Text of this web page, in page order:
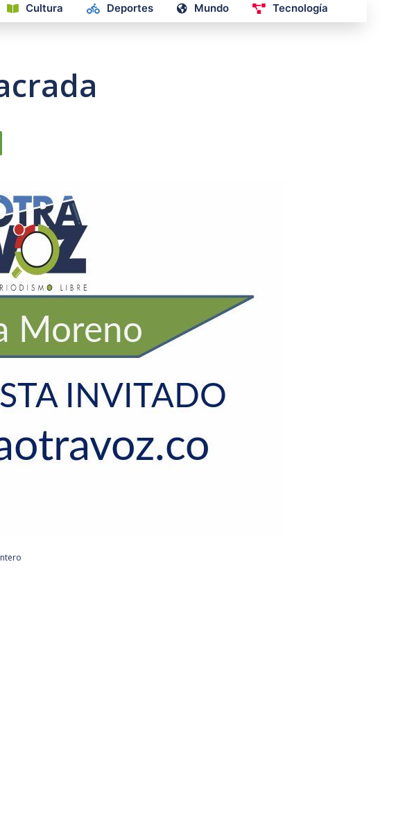
Cultura Deportes Mundo Tecnología